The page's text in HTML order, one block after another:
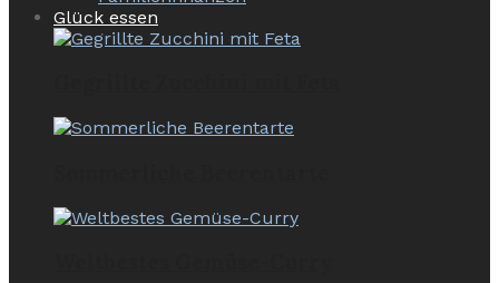
Glück essen